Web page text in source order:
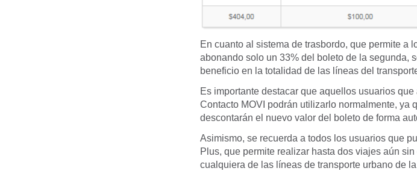
En cuanto al sistema de trasbordo, que permite a
abonando solo un 33% del boleto de la segunda,
beneficio en la totalidad de las líneas del
Es importante destacar que aquellos usuarios
Contacto MOVI podrán utilizarlo normalmente, ya
descontarán el nuevo valor del boleto de forma
Asimismo, se recuerda a todos los usuarios que
Plus, que permite realizar hasta dos viajes aún
cualquiera de las líneas de transporte urbano de